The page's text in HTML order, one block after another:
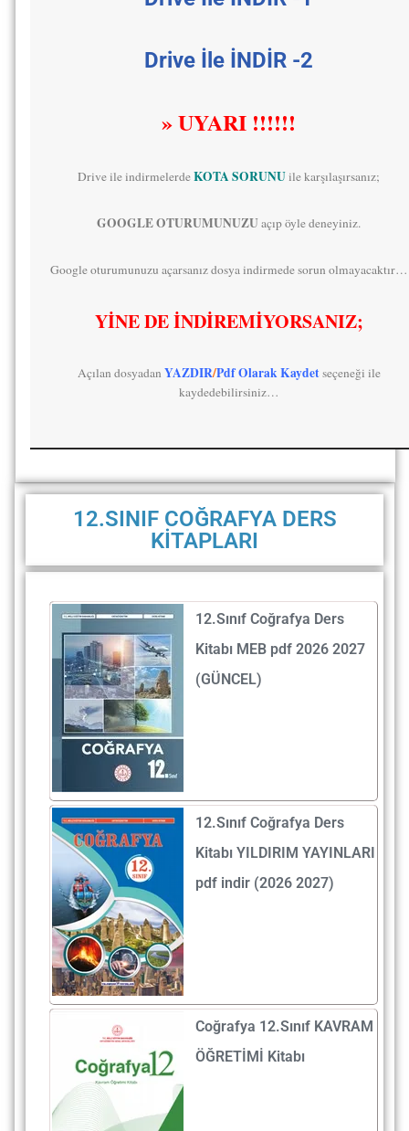
Drive İle İNDİR -2
» UYARI !!!!!!
Drive ile indirmelerdeKOTA SORUNUile karşılaşırsanız;
GOOGLE OTURUMUNUZUaçıp öyle deneyiniz.
Google oturumunuzu açarsanız dosya indirmede sorun olmayacaktır…
YİNE DE İNDİREMİYORSANIZ;
Açılan dosyadan YAZDIR/Pdf Olarak Kaydetseçeneği ile
kaydedebilirsiniz…
12.SINIF COĞRAFYA DERS
KİTAPLARI
12.Sınıf Coğrafya Ders
Kitabı MEB pdf 2026 2027
(GÜNCEL)
12.Sınıf Coğrafya Ders
Kitabı YILDIRIM YAYINLARI
pdf indir (2026 2027)
Coğrafya 12.Sınıf KAVRAM
ÖĞRETİMİ Kitabı